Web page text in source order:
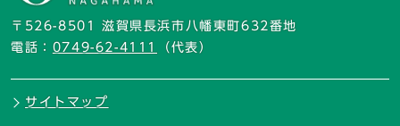
〒526-8501 滋賀県長浜市八幡東町632番地
電話： 0749-62-4111 （代表）
サイトマップ